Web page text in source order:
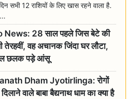
सभी 12 राशियों के लिए खास रहने वाला है.
News: 28 साल पहले जिस बेटे की
तेरहवीं, वह अचानक जिंदा घर लौटा,
छलक पड़े आंसू
Dham Jyotirlinga: रोगों
वाले बाबा बैद्यनाथ धाम का क्या है